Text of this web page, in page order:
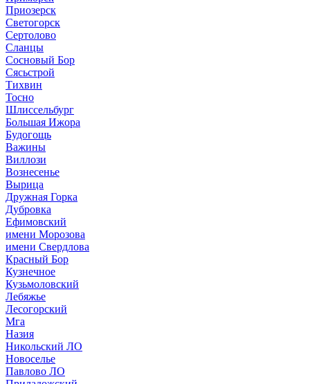
Приозерск
Светогорск
Сертолово
Сланцы
Сосновый Бор
Сясьстрой
Тихвин
Тосно
Шлиссельбург
Большая Ижора
Будогощь
Важины
Виллози
Вознесенье
Вырица
Дружная Горка
Дубровка
Ефимовский
имени Морозова
имени Свердлова
Красный Бор
Кузнечное
Кузьмоловский
Лебяжье
Лесогорский
Мга
Назия
Никольский ЛО
Новоселье
Павлово ЛО